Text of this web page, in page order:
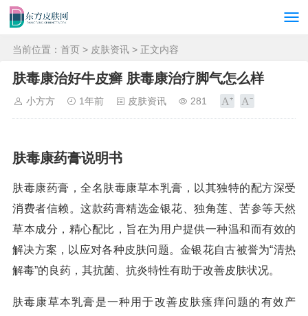
当前位置： 首页 > 皮肤资讯 > 正文内容
肤毒康治好牛皮癣 肤毒康治疗脚气怎么样
小方方 1年前 皮肤资讯 281
肤毒康药膏说明书
肤毒康药膏，全名肤毒康草本乳膏，以其独特的配方深受
消费者信赖。这款药膏精选金银花、独角莲、苦参等天然
草本成分，精心配比，旨在为用户提供一种温和而有效的
解决方案，以应对各种皮肤问题。金银花自古被誉为“清热
解毒”的良药，其抗菌、抗炎特性有助于改善皮肤状况。
肤毒康草本乳膏是一种用于改善皮肤瘙痒问题的有效产